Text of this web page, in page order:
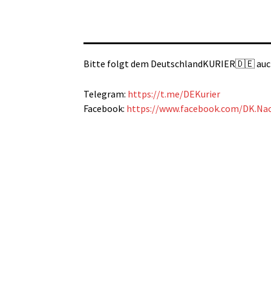
Bitte folgt dem DeutschlandKURIER🇩🇪
Telegram: https://t.me/DEKurier
Facebook: https://www.facebook.com/